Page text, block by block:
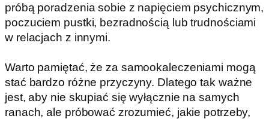
próbą poradzenia sobie z napięciem psychicznym,
poczuciem pustki, bezradnością lub trudnościami
w relacjach z innymi.
Warto pamiętać, że za samookaleczeniami mogą
stać bardzo różne przyczyny. Dlatego tak ważne
jest, aby nie skupiać się wyłącznie na samych
ranach, ale próbować zrozumieć, jakie potrzeby,